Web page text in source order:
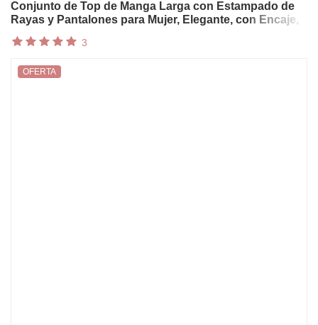
Conjunto de Top de Manga Larga con Estampado de
Rayas y Pantalones para Mujer, Elegante, con Encaje,
3
OFERTA